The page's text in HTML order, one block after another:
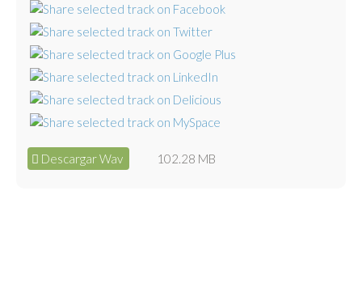
Descargar Wav 102.28 MB